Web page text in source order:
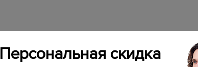
Персональная скидка